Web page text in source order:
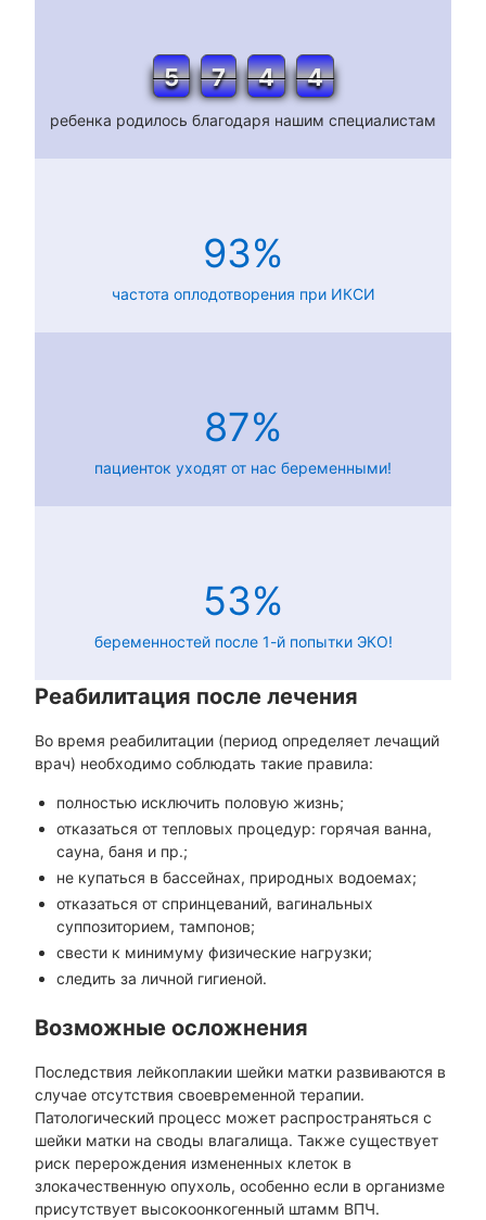
5 7 4 4
ребенка родилось благодаря нашим специалистам
93%
частота оплодотворения при ИКСИ
87%
пациенток уходят от нас беременными!
53%
беременностей после 1-й попытки ЭКО!
Реабилитация после лечения
Во время реабилитации (период определяет лечащий
врач) необходимо соблюдать такие правила:
полностью исключить половую жизнь;
отказаться от тепловых процедур: горячая ванна,
сауна, баня и пр.;
не купаться в бассейнах, природных водоемах;
отказаться от спринцеваний, вагинальных
суппозиторием, тампонов;
свести к минимуму физические нагрузки;
следить за личной гигиеной.
Возможные осложнения
Последствия лейкоплакии шейки матки развиваются в
случае отсутствия своевременной терапии.
Патологический процесс может распространяться с
шейки матки на своды влагалища. Также существует
риск перерождения измененных клеток в
злокачественную опухоль, особенно если в организме
присутствует высокоонкогенный штамм ВПЧ.